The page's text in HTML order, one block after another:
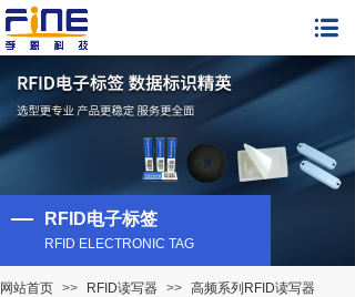
RFID电子标签
RFID ELECTRONIC TAG
网站首页 >> RFID读写器 >> 高频系列RFID读写器